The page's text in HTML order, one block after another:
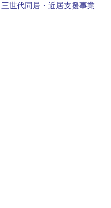
三世代同居・近居支援事業